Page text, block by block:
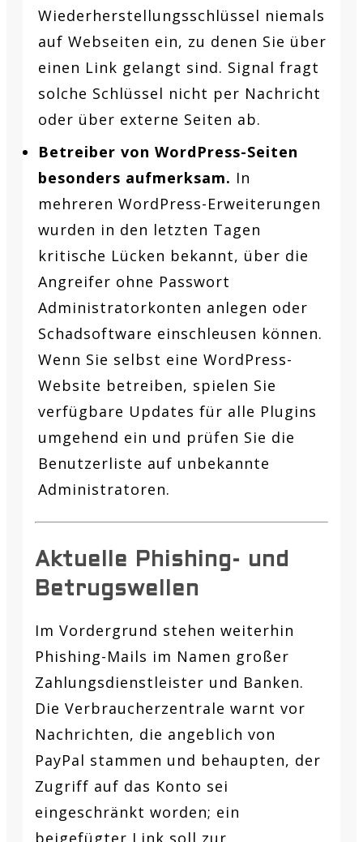
Wiederherstellungsschlüssel niemals
auf Webseiten ein, zu denen Sie über
einen Link gelangt sind. Signal fragt
solche Schlüssel nicht per Nachricht
oder über externe Seiten ab.
Betreiber von WordPress-Seiten
besonders aufmerksam. In
mehreren WordPress-Erweiterungen
wurden in den letzten Tagen
kritische Lücken bekannt, über die
Angreifer ohne Passwort
Administratorkonten anlegen oder
Schadsoftware einschleusen können.
Wenn Sie selbst eine WordPress-
Website betreiben, spielen Sie
verfügbare Updates für alle Plugins
umgehend ein und prüfen Sie die
Benutzerliste auf unbekannte
Administratoren.
Aktuelle Phishing- und
Betrugswellen
Im Vordergrund stehen weiterhin
Phishing-Mails im Namen großer
Zahlungsdienstleister und Banken.
Die Verbraucherzentrale warnt vor
Nachrichten, die angeblich von
PayPal stammen und behaupten, der
Zugriff auf das Konto sei
eingeschränkt worden; ein
beigefügter Link soll zur